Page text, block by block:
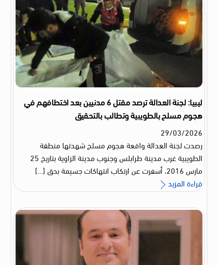
ليبيا: لجنة العدالة ترصد مقتل 6 مدنيين بعد اختطافهم في
هجوم مسلح بالطويبية وتطالب بالتحقيق
29/03/2026
رصدت لجنة العدالة واقعة هجوم مسلح شهدتها منطقة
الطويبية غرب مدينة طرابلس وجنوب مدينة الزاوية بتاريخ 25
مارس 2016، أسفرت عن ارتكاب انتهاكات جسيمة بحق […]
قراءة المزيد